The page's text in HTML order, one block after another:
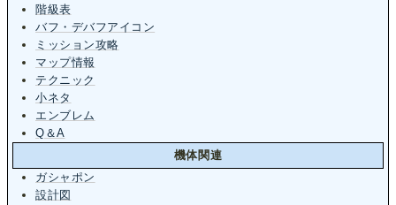
階級表
バフ・デバフアイコン
ミッション攻略
マップ情報
テクニック
小ネタ
エンブレム
Q＆A
機体関連
ガシャポン
設計図